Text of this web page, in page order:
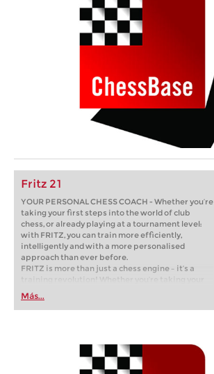
Fritz 21
YOUR PERSONAL CHESS COACH - Whether you’re
taking your first steps into the world of club
chess, or already playing at a tournament level:
with FRITZ, you can train more efficiently,
intelligently and with a more personalised
approach than ever before.
FRITZ is more than just a chess engine – it’s a
training revolution! Whether you’re taking your
first steps into the world of club chess, or already
playing at a tournament level: with FRITZ, you can
train more efficiently, intelligently and with a
Más...